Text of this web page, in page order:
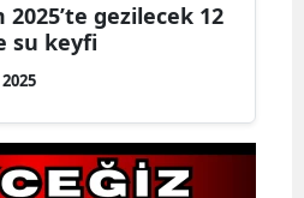
2025’te gezilecek 12
su keyfi